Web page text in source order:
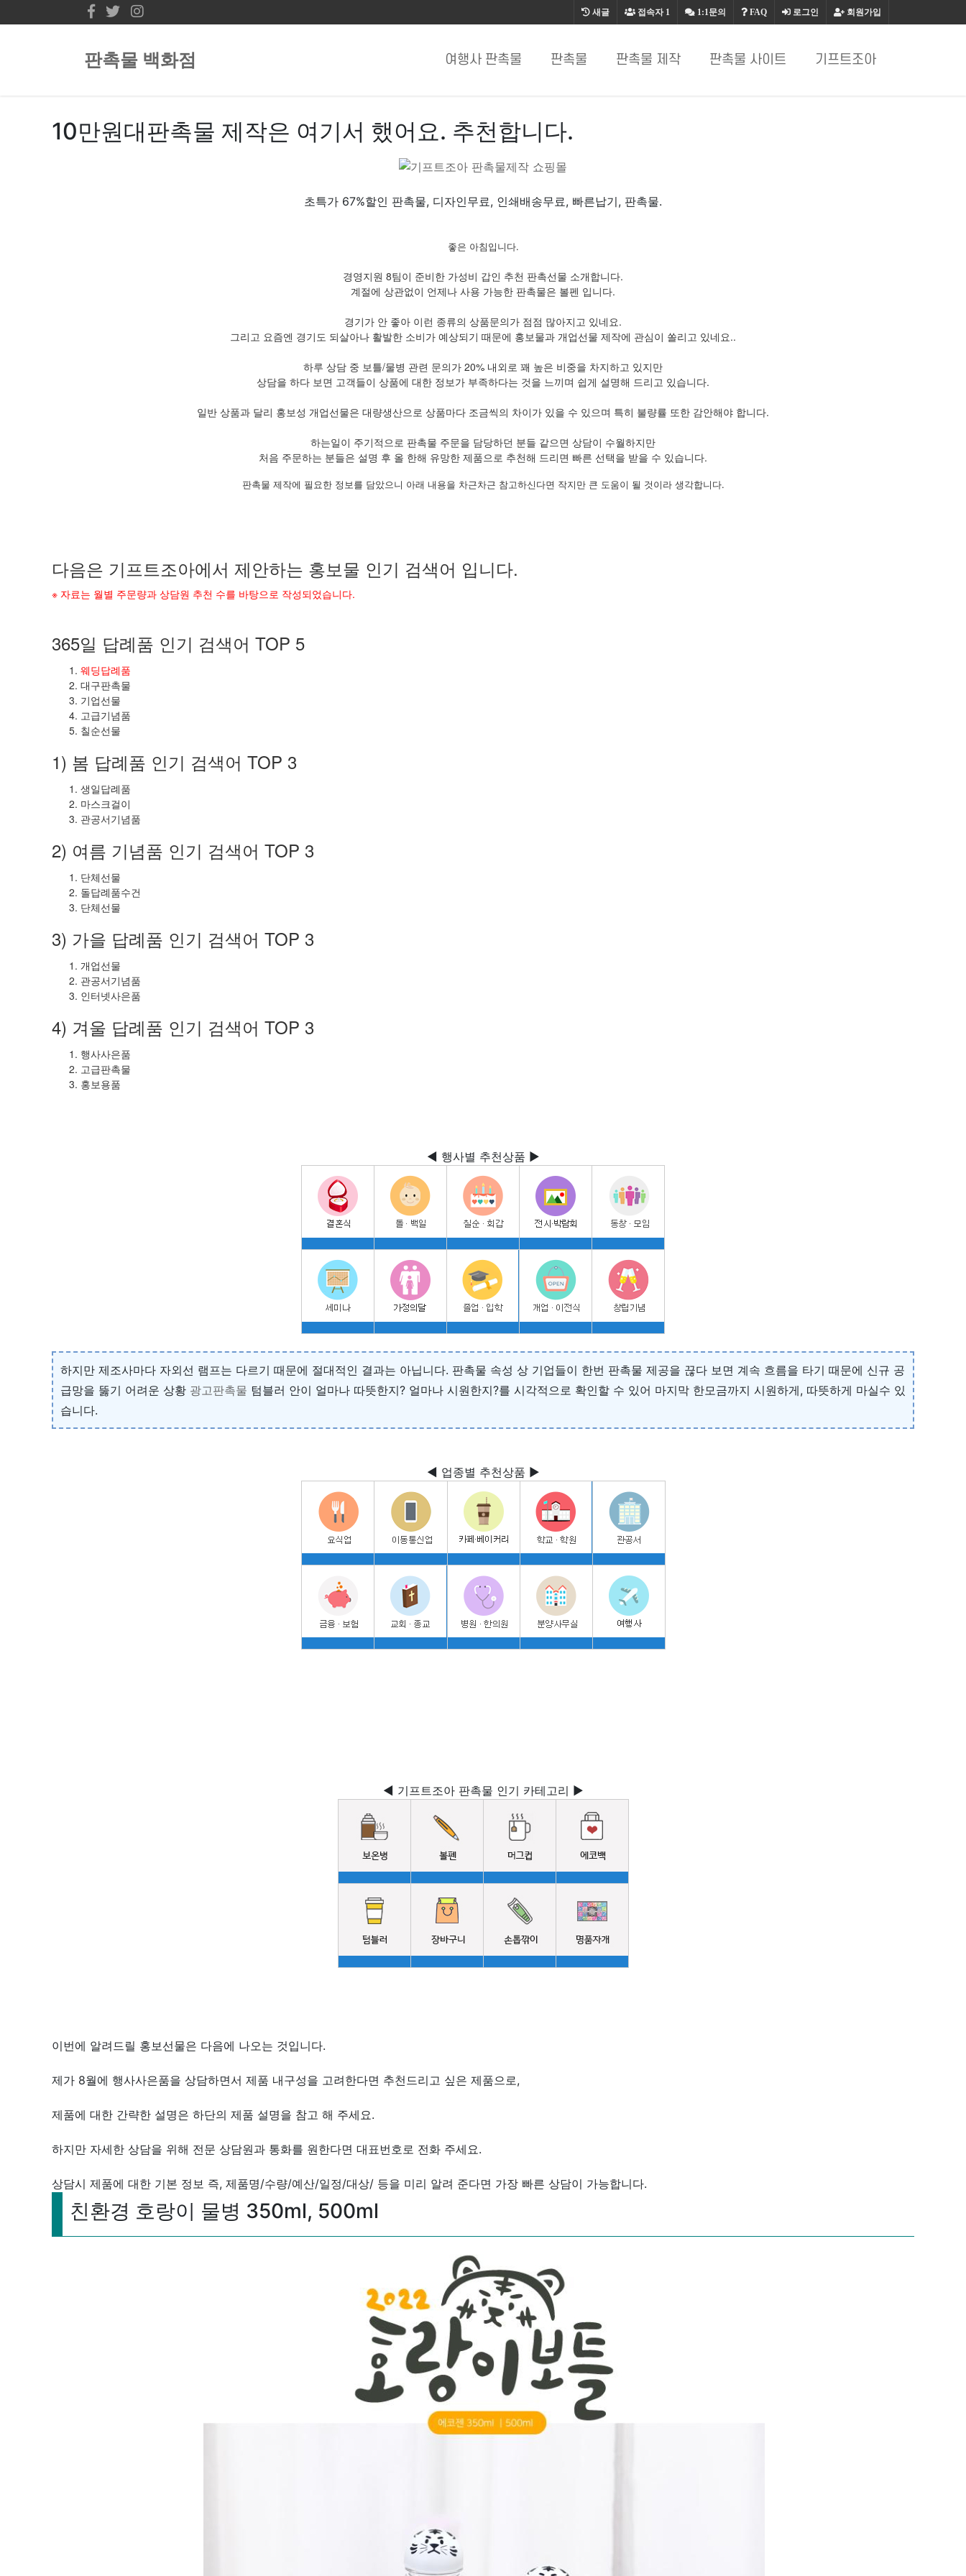
회원가입
로그인
FAQ
1:1문의
접속자1
새글
판촉물 백화점 여행사 판촉물 판촉물 판촉물 제작 판촉물 사이트 기프트조아
10만원대판촉물 제작은 여기서 했어요. 추천합니다.
초특가 67%할인 판촉물, 디자인무료, 인쇄배송무료, 빠른납기, 판촉물.
좋은 아침입니다.
경영지원 8팀이 준비한 가성비 갑인 추천 판촉선물 소개합니다.
계절에 상관없이 언제나 사용 가능한 판촉물은 볼펜 입니다.
경기가 안 좋아 이런 종류의 상품문의가 점점 많아지고 있네요.
그리고 요즘엔 경기도 되살아나 활발한 소비가 예상되기 때문에 홍보물과 개업선물 제작에 관심이 쏠리고 있네요..
하루 상담 중 보틀/물병 관련 문의가 20% 내외로 꽤 높은 비중을 차지하고 있지만
상담을 하다 보면 고객들이 상품에 대한 정보가 부족하다는 것을 느끼며 쉽게 설명해 드리고 있습니다.
일반 상품과 달리 홍보성 개업선물은 대량생산으로 상품마다 조금씩의 차이가 있을 수 있으며 특히 불량률 또한 감안해야 합니다.
하는일이 주기적으로 판촉물 주문을 담당하던 분들 같으면 상담이 수월하지만
처음 주문하는 분들은 설명 후 올 한해 유망한 제품으로 추천해 드리면 빠른 선택을 받을 수 있습니다.
판촉물 제작에 필요한 정보를 담았으니 아래 내용을 차근차근 참고하신다면 작지만 큰 도움이 될 것이라 생각합니다.
다음은 기프트조아에서 제안하는 홍보물 인기 검색어 입니다.
※ 자료는 월별 주문량과 상담원 추천 수를 바탕으로 작성되었습니다.
365일 답례품 인기 검색어 TOP 5
웨딩답례품
대구판촉물
기업선물
고급기념품
칠순선물
1) 봄 답례품 인기 검색어 TOP 3
생일답례품
마스크걸이
관공서기념품
2) 여름 기념품 인기 검색어 TOP 3
단체선물
돌답례품수건
단체선물
3) 가을 답례품 인기 검색어 TOP 3
개업선물
관공서기념품
인터넷사은품
4) 겨울 답례품 인기 검색어 TOP 3
행사사은품
고급판촉물
홍보용품
◀ 행사별 추천상품 ▶
하지만 제조사마다 자외선 램프는 다르기 때문에 절대적인 결과는 아닙니다. 판촉물 속성 상 기업들이 한번 판촉물 제공을 끊다 보면 계속 흐름을 타기 때문에 신규 공
급망을 뚫기 어려운 상황 광고판촉물 텀블러 안이 얼마나 따뜻한지? 얼마나 시원한지?를 시각적으로 확인할 수 있어 마지막 한모금까지 시원하게, 따뜻하게 마실수 있
습니다.
◀ 업종별 추천상품 ▶
◀ 기프트조아 판촉물 인기 카테고리 ▶
이번에 알려드릴 홍보선물은 다음에 나오는 것입니다.
제가 8월에 행사사은품을 상담하면서 제품 내구성을 고려한다면 추천드리고 싶은 제품으로,
제품에 대한 간략한 설명은 하단의 제품 설명을 참고 해 주세요.
하지만 자세한 상담을 위해 전문 상담원과 통화를 원한다면 대표번호로 전화 주세요.
상담시 제품에 대한 기본 정보 즉, 제품명/수량/예산/일정/대상/ 등을 미리 알려 준다면 가장 빠른 상담이 가능합니다.
친환경 호랑이 물병 350ml, 500ml